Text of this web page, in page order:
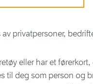
privatpersoner,
eller har et
til deg som person og